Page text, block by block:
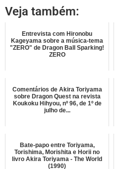
Veja também:
Entrevista com Hironobu
Kageyama sobre a música-tema
"ZERO" de Dragon Ball Sparking!
ZERO
Comentários de Akira Toriyama
sobre Dragon Quest na revista
Koukoku Hihyou, nº 96, de 1º de
julho de...
Bate-papo entre Toriyama,
Torishima, Morishita e Horii no
livro Akira Toriyama - The World
(1990)